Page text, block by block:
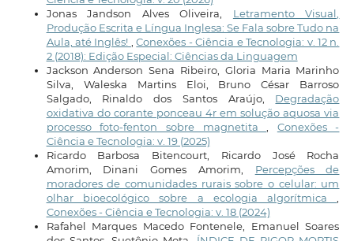
Jonas Jandson Alves Oliveira, Letramento Visual,
Produção Escrita e Língua Inglesa: Se Fala sobre Tudo na
Aula, até Inglês!
,Conexões - Ciência e Tecnologia: v. 12 n.
2 (2018): Edição Especial: Ciências da Linguagem
Jackson Anderson Sena Ribeiro, Gloria Maria Marinho
Silva, Waleska Martins Eloi, Bruno César Barroso
Salgado, Rinaldo dos Santos Araújo, Degradação
oxidativa do corante ponceau 4r em solução aquosa via
processo foto-fenton sobre magnetita
Conexões -
Ciência e Tecnologia: v. 19 (2025)
Ricardo Barbosa Bitencourt, Ricardo José Rocha
Amorim, Dinani Gomes Amorim, Percepções de
moradores de comunidades rurais sobre o celular: um
olhar bioecológico sobre a ecologia algorítmica
Conexões - Ciência e Tecnologia: v. 18 (2024)
Rafahel Marques Macedo Fontenele, Emanuel Soares